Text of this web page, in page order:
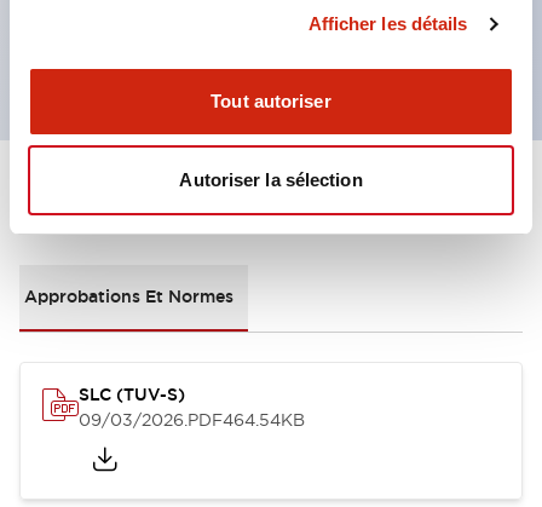
Afficher les détails
Tout autoriser
Autoriser la sélection
des produits certifiés, veuillez nous contacter
Documents et fichiers
Approbations Et Normes
SLC (TUV-S)
09/03/2026.PDF464.54KB